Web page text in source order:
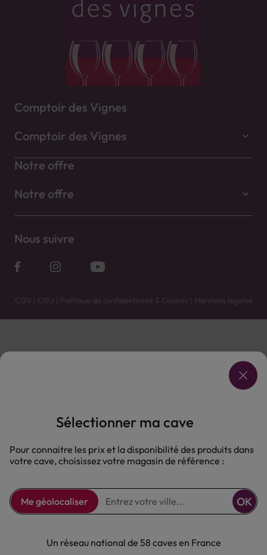
Comptoir des Vignes
Comptoir des Vignes
Notre offre
Notre offre
Nous suivre
CGV | CGU | Politique de confidentialité & Cookies | Mentions légales
Vente uniquement en caves. Contactez votre caviste pour plus de renseignements.
L'ABUS D'ALCOOL EST DANGEREUX POUR LA SANTÉ, À CONSOMMER AVEC MODÉRATION.
Sélectionner ma cave
Pour connaitre les prix et la disponibilité des produits dans
votre cave, choisissez votre magasin de référence :
Me géolocaliser OK
Un réseau national de 58 caves en France